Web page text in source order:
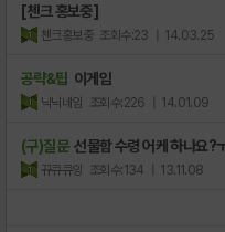
[첸크 홍보중]
첸크홍보중 조회수:23 | 14.03.25
공략&팁 이게임
닉닉네임 조회수:226 | 14.01.09
(구)질문 선물함 수령 어케 하나요?
뀨큐큐잉 조회수:134 | 13.11.08